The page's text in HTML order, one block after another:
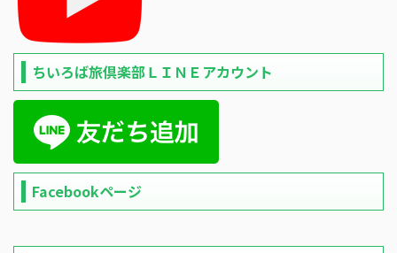
ちいろば旅倶楽部ＬＩＮＥアカウント
Facebookページ